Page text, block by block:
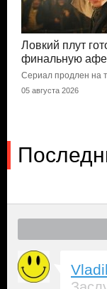
Ловкий плут
финальную
Сериал продлен на
05 августа 2026